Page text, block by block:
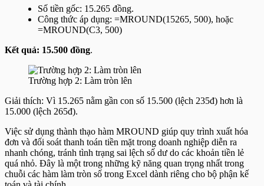
Số tiền gốc: 15.265 đồng.
Công thức áp dụng: =MROUND(15265, 500), hoặc
=MROUND(C3, 500)
Kết quả: 15.500 đồng.
Trường hợp 2: Làm tròn lên
Giải thích: Vì 15.265 nằm gần con số 15.500 (lệch 235đ) hơn là
15.000 (lệch 265đ).
Việc sử dụng thành thạo hàm MROUND giúp quy trình xuất hóa
đơn và đối soát thanh toán tiền mặt trong doanh nghiệp diễn ra
nhanh chóng, tránh tình trạng sai lệch số dư do các khoản tiền lẻ
quá nhỏ. Đây là một trong những kỹ năng quan trọng nhất trong
chuỗi các hàm làm tròn số trong Excel dành riêng cho bộ phận kế